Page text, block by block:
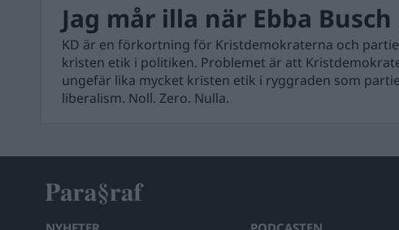
Jag mår illa när Ebba
KD är en förkortning för Kristdemokraterna och
kristen etik i politiken. Problemet är att
ungefär lika mycket kristen etik i ryggraden som
liberalism. Noll. Zero. Nulla.